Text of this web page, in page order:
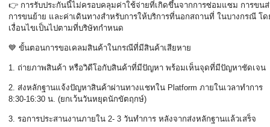
👉 การรับประกันนี้ไม่ครอบคลุมค่าใช้จ่ายที่เกิดขึ้นจากการซ่อมแซม การขน
การขนย้าย และค่าเดินทางสำหรับการให้บริการที่นอกสถานที่ ในบางกรณี โด
เงื่อนไขเป็นไปตามที่บริษัทกำหนด
💙 ขั้นตอนการขอเคลมสินค้าในกรณีที่มีสินค้าเสียหาย
1. ถ่ายภาพสินค้า หรือวิดีโอกับสินค้าที่มีปัญหา พร้อมเห็นจุดที่มีปัญหาชัดเจน
2. ส่งหลักฐานแจ้งปัญหาสินค้าผ่านทางแชทใน Platform ภายในเวลาทำการ
8:30-16:30 น. (ยกเว้นวันหยุดนักขัตฤกษ์)
3. รอการประสานงานภายใน 2- 3 วันทำการ หลังจากส่งหลักฐานแล้วเสร็จ